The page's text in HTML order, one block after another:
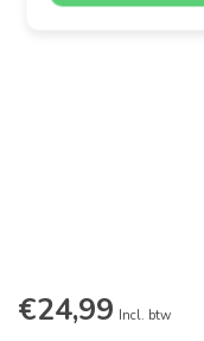
€24,99 Incl. btw